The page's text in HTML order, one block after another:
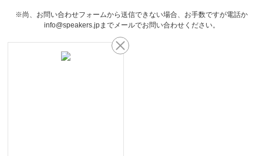
※尚、お問い合わせフォームから送信できない場合、お手数ですが電話か
info@speakers.jpまでメールでお問い合わせください。